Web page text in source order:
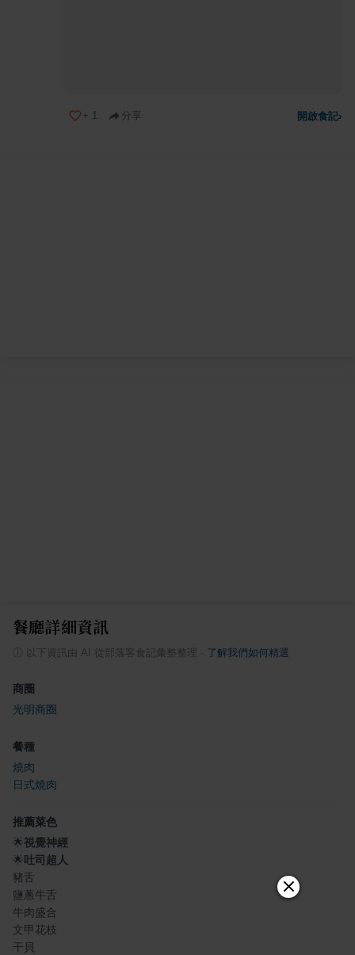
+ 1 分享 開啟食記›
餐廳詳細資訊
以下資訊由 AI 從部落客食記彙整整理 了解我們如何精選
商圈
光明商圈
餐種
燒肉
日式燒肉
推薦菜色
🌟視覺神經
🌟吐司超人
豬舌
鹽蔥牛舌
牛肉盛合
文甲花枝
干貝